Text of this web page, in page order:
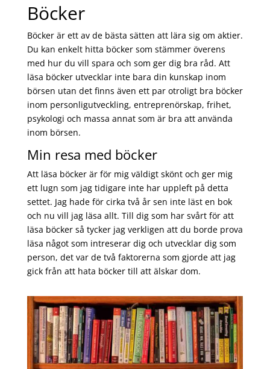
Böcker
Böcker är ett av de bästa sätten att lära sig om aktier.
Du kan enkelt hitta böcker som stämmer överens
med hur du vill spara och som ger dig bra råd. Att
läsa böcker utvecklar inte bara din kunskap inom
börsen utan det finns även ett par otroligt bra böcker
inom personligutveckling, entreprenörskap, frihet,
psykologi och massa annat som är bra att använda
inom börsen.
Min resa med böcker
Att läsa böcker är för mig väldigt skönt och ger mig
ett lugn som jag tidigare inte har uppleft på detta
settet. Jag hade för cirka två år sen inte läst en bok
och nu vill jag läsa allt. Till dig som har svårt för att
läsa böcker så tycker jag verkligen att du borde prova
läsa något som intreserar dig och utvecklar dig som
person, det var de två faktorerna som gjorde att jag
gick från att hata böcker till att älskar dom.